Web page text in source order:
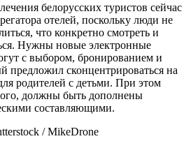
белорусских туристов сейчас
отелей, поскольку люди не
что конкретно смотреть и
Нужны новые электронные
с выбором, бронированием и
сконцентрироваться на
родителей с детьми. При этом
должны быть дополнены
составляющими.
/ MikeDrone